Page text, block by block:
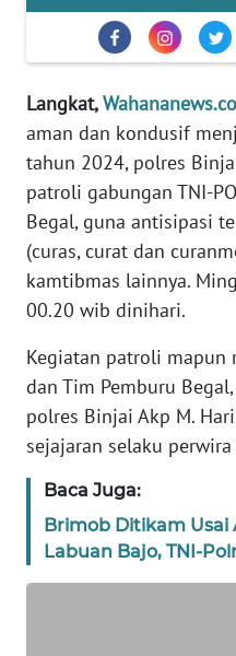
Langkat,Wahananews.co
aman dan kondusif
tahun 2024, polres
patroli gabungan TNI-
Begal, guna antisipasi
(curas, curat dan
kamtibmas lainnya.
00.20 wib dinihari.
Kegiatan patroli mapun
dan Tim Pemburu
polres Binjai Akp M.
sejajaran selaku
Baca Juga:
Brimob Ditikam Usai
Labuan Bajo, TNI-
REDAKSI
DISCLAIMER
Wahana
News
Regional
WN
SUMUT
WN
JAKARTA
WN
WN
BANTEN